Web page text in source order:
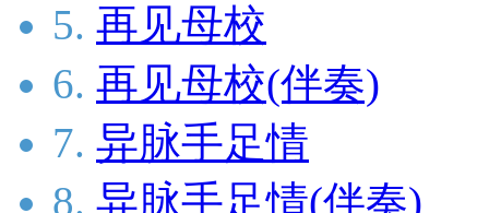
5. 再见母校
6. 再见母校(伴奏)
7. 异脉手足情
8. 异脉手足情(伴奏)